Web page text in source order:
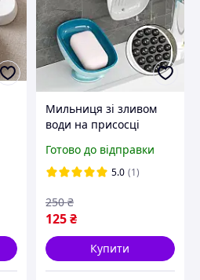
Мильниця зі зливом
води на присосці
Готово до відправки
5.0 (1)
125₴
250 ₴
Купити